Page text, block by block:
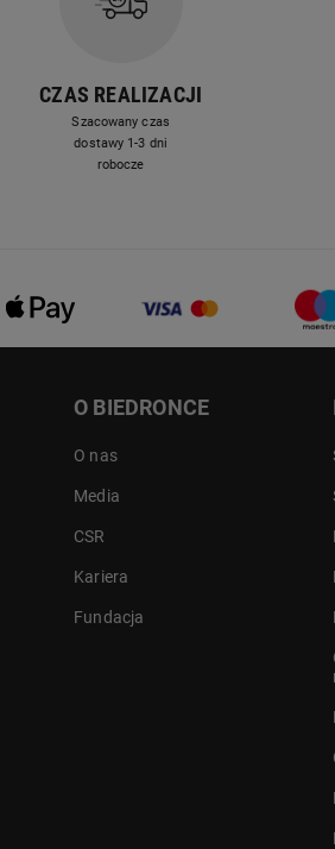
CZAS REALIZACJI
Szacowany czas
dostawy 1-3 dni
robocze
O BIEDRONCE
O nas
Media
CSR
Kariera
Fundacja